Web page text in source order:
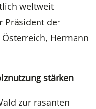
weltweit
Präsident der
Hermann
stärken
zur rasanten